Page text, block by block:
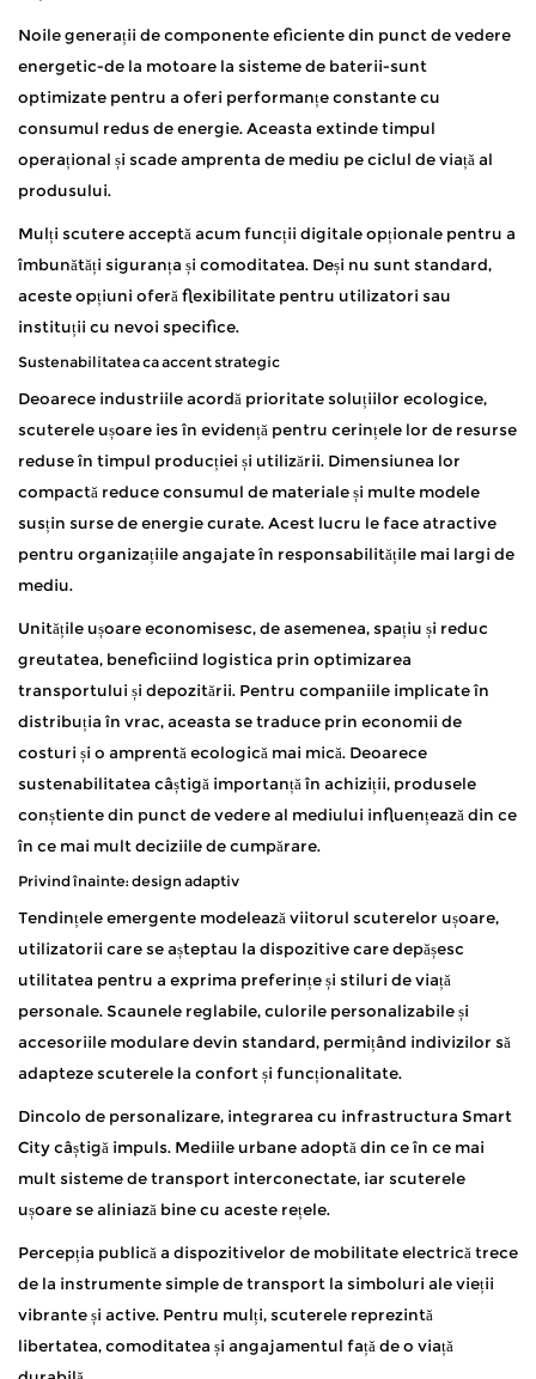
Noile generații de componente eficiente din punct de vedere
energetic-de la motoare la sisteme de baterii-sunt
optimizate pentru a oferi performanțe constante cu
consumul redus de energie. Aceasta extinde timpul
operațional și scade amprenta de mediu pe ciclul de viață al
produsului.
Mulți scutere acceptă acum funcții digitale opționale pentru a
îmbunătăți siguranța și comoditatea. Deși nu sunt standard,
aceste opțiuni oferă flexibilitate pentru utilizatori sau
instituții cu nevoi specifice.
Sustenabilitatea ca accent strategic
Deoarece industriile acordă prioritate soluțiilor ecologice,
scuterele ușoare ies în evidență pentru cerințele lor de resurse
reduse în timpul producției și utilizării. Dimensiunea lor
compactă reduce consumul de materiale și multe modele
susțin surse de energie curate. Acest lucru le face atractive
pentru organizațiile angajate în responsabilitățile mai largi de
mediu.
Unitățile ușoare economisesc, de asemenea, spațiu și reduc
greutatea, beneficiind logistica prin optimizarea
transportului și depozitării. Pentru companiile implicate în
distribuția în vrac, aceasta se traduce prin economii de
costuri și o amprentă ecologică mai mică. Deoarece
sustenabilitatea câștigă importanță în achiziții, produsele
conștiente din punct de vedere al mediului influențează din ce
în ce mai mult deciziile de cumpărare.
Privind înainte: design adaptiv
Tendințele emergente modelează viitorul scuterelor ușoare,
utilizatorii care se așteptau la dispozitive care depășesc
utilitatea pentru a exprima preferințe și stiluri de viață
personale. Scaunele reglabile, culorile personalizabile și
accesoriile modulare devin standard, permițând indivizilor să
adapteze scuterele la confort și funcționalitate.
Dincolo de personalizare, integrarea cu infrastructura Smart
City câștigă impuls. Mediile urbane adoptă din ce în ce mai
mult sisteme de transport interconectate, iar scuterele
ușoare se aliniază bine cu aceste rețele.
Percepția publică a dispozitivelor de mobilitate electrică trece
de la instrumente simple de transport la simboluri ale vieții
vibrante și active. Pentru mulți, scuterele reprezintă
libertatea, comoditatea și angajamentul față de o viață